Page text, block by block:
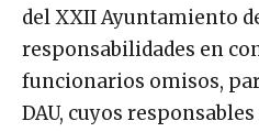
del XXII Ayuntamiento
responsabilidades en
funcionarios omisos,
DAU, cuyos